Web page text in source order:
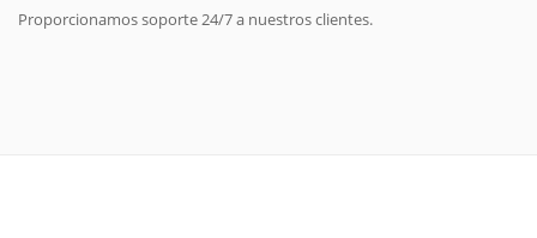
Proporcionamos soporte 24/7 a nuestros clientes.